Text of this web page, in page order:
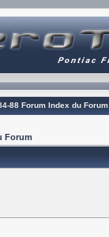
88 Forum Index du Forum
Forum